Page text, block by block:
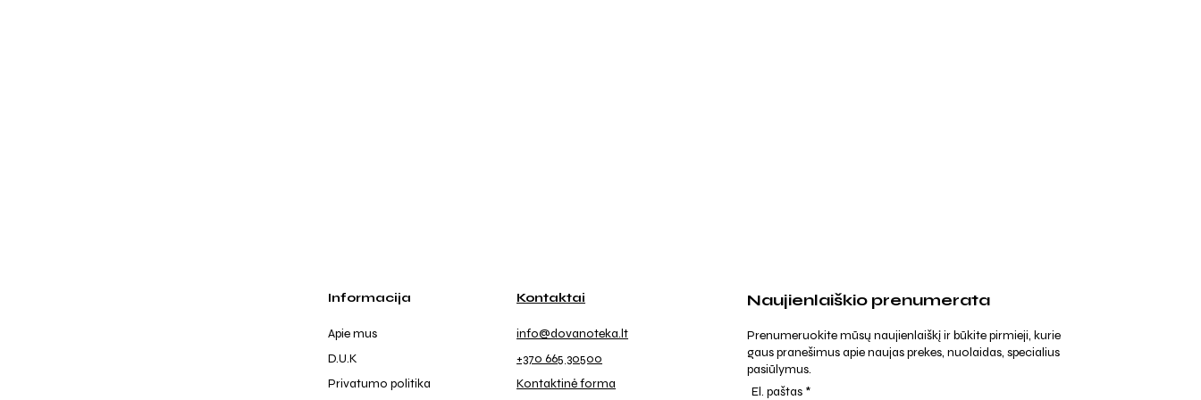
Informacija
Apie mus
D.U.K
Privatumo politika
Kontaktai
info@dovanoteka.lt
+370 665 30500
Kontaktinė forma
Naujienlaiškio prenumerata
Prenumeruokite mūsų naujienlaiškį ir būkite pirmieji, kurie
gaus pranešimus apie naujas prekes, nuolaidas, specialius
pasiūlymus.
El. paštas